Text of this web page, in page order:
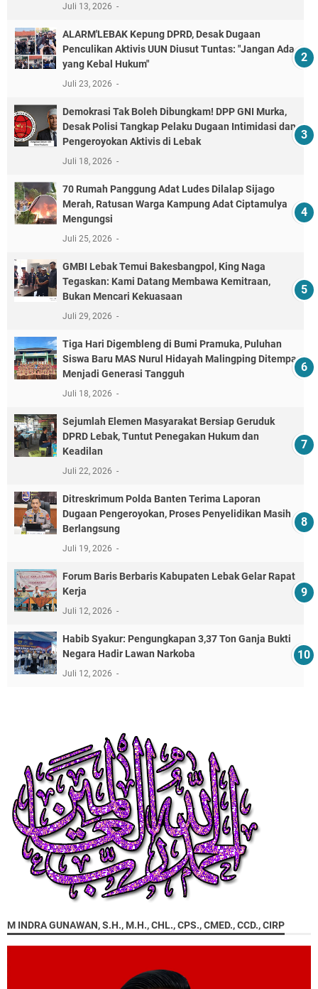
Juli 13, 2026
ALARM'LEBAK Kepung DPRD, Desak Dugaan
Penculikan Aktivis UUN Diusut Tuntas: "Jangan Ada
yang Kebal Hukum"
Juli 23, 2026
Demokrasi Tak Boleh Dibungkam! DPP GNI Murka,
Desak Polisi Tangkap Pelaku Dugaan Intimidasi dan
Pengeroyokan Aktivis di Lebak
Juli 18, 2026
70 Rumah Panggung Adat Ludes Dilalap Sijago
Merah, Ratusan Warga Kampung Adat Ciptamulya
Mengungsi
Juli 25, 2026
GMBI Lebak Temui Bakesbangpol, King Naga
Tegaskan: Kami Datang Membawa Kemitraan,
Bukan Mencari Kekuasaan
Juli 29, 2026
Tiga Hari Digembleng di Bumi Pramuka, Puluhan
Siswa Baru MAS Nurul Hidayah Malingping Ditempa
Menjadi Generasi Tangguh
Juli 18, 2026
Sejumlah Elemen Masyarakat Bersiap Geruduk
DPRD Lebak, Tuntut Penegakan Hukum dan
Keadilan
Juli 22, 2026
Ditreskrimum Polda Banten Terima Laporan
Dugaan Pengeroyokan, Proses Penyelidikan Masih
Berlangsung
Juli 19, 2026
Forum Baris Berbaris Kabupaten Lebak Gelar Rapat
Kerja
Juli 12, 2026
​Habib Syakur: Pengungkapan 3,37 Ton Ganja Bukti
Negara Hadir Lawan Narkoba
Juli 12, 2026
M INDRA GUNAWAN, S.H., M.H., CHL., CPS., CMED., CCD., CIRP